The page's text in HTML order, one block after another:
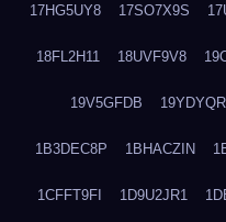
17HG5UY8 17SO7X9S
18FL2H11 18UVF9V8
19V5GFDB
1B3DEC8P 1BHACZIN
1CFFT9FI 1D9U2JR1